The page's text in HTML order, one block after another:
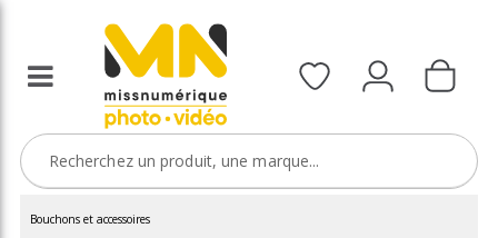
Bouchons et accessoires